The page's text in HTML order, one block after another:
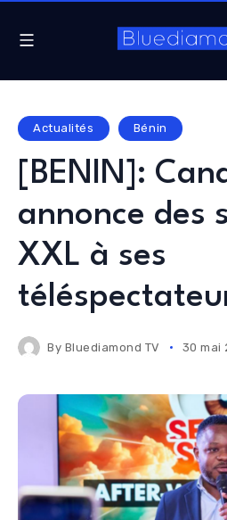
Actualités Bénin
[BENIN]:
annonce des
XXL à ses
By Bluediamond TV 30 mai